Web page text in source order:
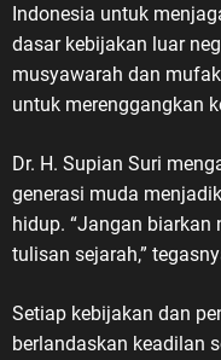
Indonesia untuk
dasar kebijakan luar
musyawarah dan
untuk merenggangkan
Dr. H. Supian Suri
generasi muda
hidup. “Jangan
tulisan sejarah,”
Setiap kebijakan dan
berlandaskan keadilan